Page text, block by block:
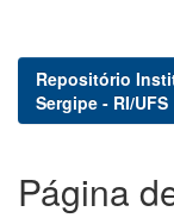
Repositório
Sergipe - RI/UFS
Página